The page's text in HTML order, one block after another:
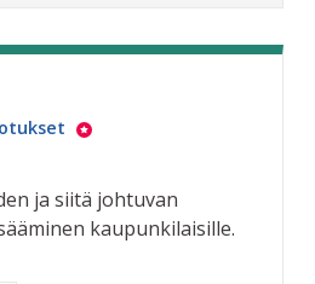
ja siitä johtuvan
kaupunkilaisille.